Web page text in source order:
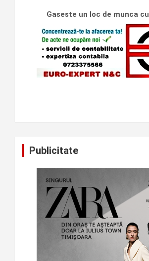
Gaseste un loc de munca cu
Publicitate